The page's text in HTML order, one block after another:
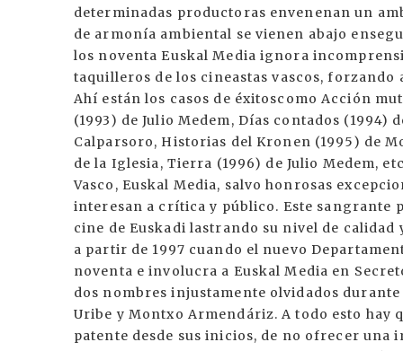
determinadas productoras envenenan un
de armonía ambiental se vienen abajo
los noventa Euskal Media ignora
taquilleros de los cineastas vascos,
Ahí están los casos de éxitoscomo Acción
(1993) de Julio Medem, Días contados
Calparsoro, Historias del Kronen (1995) de
de la Iglesia, Tierra (1996) de Julio Medem,
Vasco, Euskal Media, salvo honrosas
interesan a crítica y público. Este sangrante
cine de Euskadi lastrando su nivel de
a partir de 1997 cuando el nuevo
noventa e involucra a Euskal Media en
dos nombres injustamente olvidados
Uribe y Montxo Armendáriz. A todo esto hay
patente desde sus inicios, de no ofrecer una